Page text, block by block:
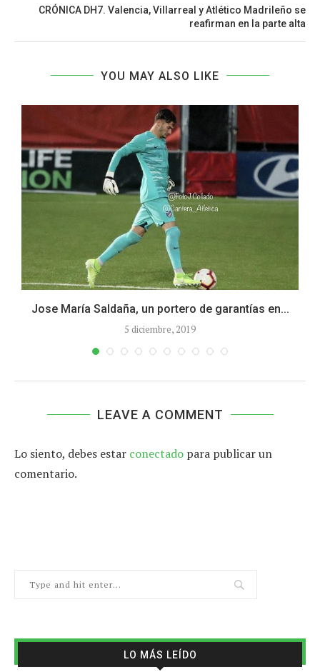
CRÓNICA DH7. Valencia, Villarreal y Atlético Madrileño se
reafirman en la parte alta
YOU MAY ALSO LIKE
Jose María Saldaña, un portero de garantías en...
5 diciembre, 2019
LEAVE A COMMENT
Lo siento, debes estar conectado para publicar un
comentario.
LO MÁS LEÍDO